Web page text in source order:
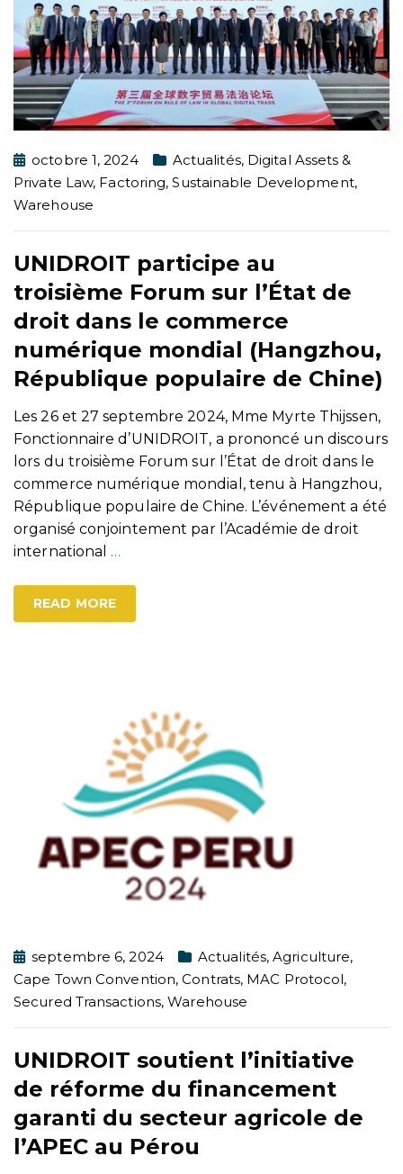
octobre 1, 2024 Actualités, Digital Assets &
Private Law, Factoring,Sustainable Development,
Warehouse
UNIDROIT participe au
troisième Forum sur l’État de
droit dans le commerce
numérique mondial (Hangzhou,
République populaire de Chine)
Les 26 et 27 septembre 2024, Mme Myrte Thijssen,
Fonctionnaire d’UNIDROIT, a prononcé un discours
lors du troisième Forum sur l’État de droit dans le
commerce numérique mondial, tenu à Hangzhou,
République populaire de Chine. L’événement a été
organisé conjointement par l’Académie de droit
international …
READ MORE
septembre 6, 2024 Actualités,Agriculture,
Cape Town Convention,Contrats, MAC Protocol,
Secured Transactions,Warehouse
UNIDROIT soutient l’initiative
de réforme du financement
garanti du secteur agricole de
l’APEC au Pérou